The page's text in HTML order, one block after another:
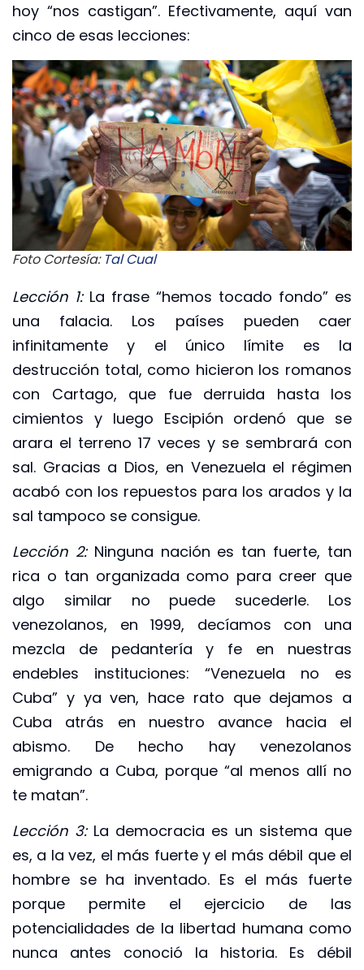
hoy “nos castigan”. Efectivamente, aquí van
cinco de esas lecciones:
Foto Cortesía: Tal Cual
Lección 1:La frase “hemos tocado fondo” es
una falacia. Los países pueden caer
infinitamente y el único límite es la
destrucción total, como hicieron los romanos
con Cartago, que fue derruida hasta los
cimientos y luego Escipión ordenó que se
arara el terreno 17 veces y se sembrará con
sal. Gracias a Dios, en Venezuela el régimen
acabó con los repuestos para los arados y la
sal tampoco se consigue.
Lección 2:Ninguna nación es tan fuerte, tan
rica o tan organizada como para creer que
algo similar no puede sucederle. Los
venezolanos, en 1999, decíamos con una
mezcla de pedantería y fe en nuestras
endebles instituciones: “Venezuela no es
Cuba” y ya ven, hace rato que dejamos a
Cuba atrás en nuestro avance hacia el
abismo. De hecho hay venezolanos
emigrando a Cuba, porque “al menos allí no
te matan”.
Lección 3:La democracia es un sistema que
es, a la vez, el más fuerte y el más débil que el
hombre se ha inventado. Es el más fuerte
porque permite el ejercicio de las
potencialidades de la libertad humana como
nunca antes conoció la historia. Es débil